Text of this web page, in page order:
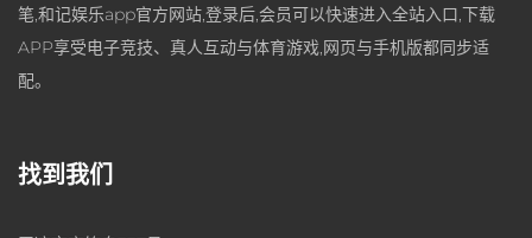
笔,和记娱乐app官方网站,登录后,会员可以快速进入全站入口,下载
APP享受电子竞技、真人互动与体育游戏,网页与手机版都同步适
配。
找到我们